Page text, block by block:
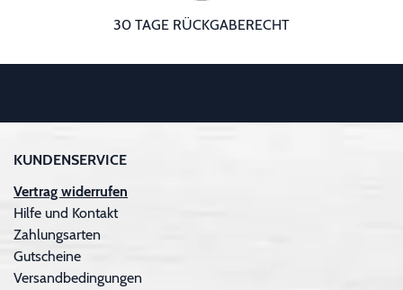
30 TAGE RÜCKGABERECHT
KUNDENSERVICE
Vertrag widerrufen
Hilfe und Kontakt
Zahlungsarten
Gutscheine
Versandbedingungen